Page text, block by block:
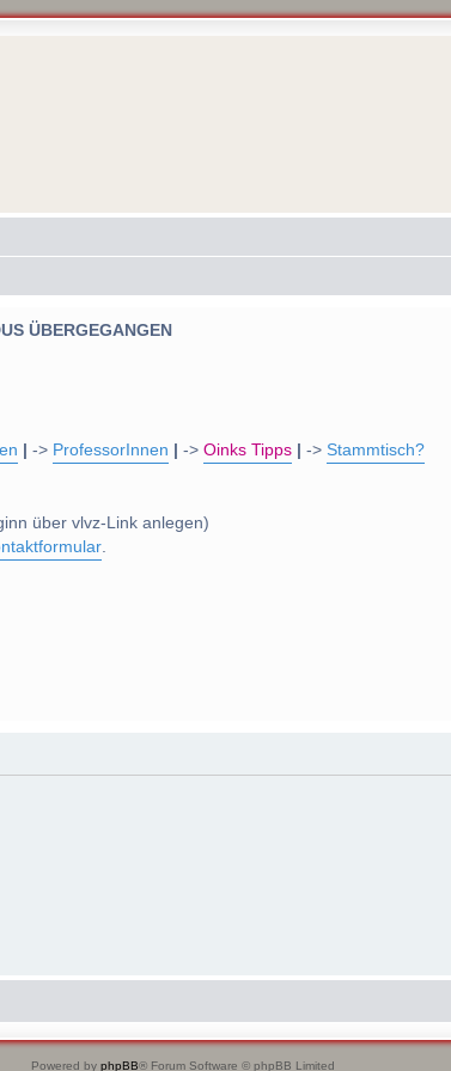
ÜBERGEGANGEN
-> ProfessorInnen -> Oinks Tipps -> Stammtisch?
über vlvz-Link anlegen)
.
Powered by phpBB® Forum Software © phpBB Limited